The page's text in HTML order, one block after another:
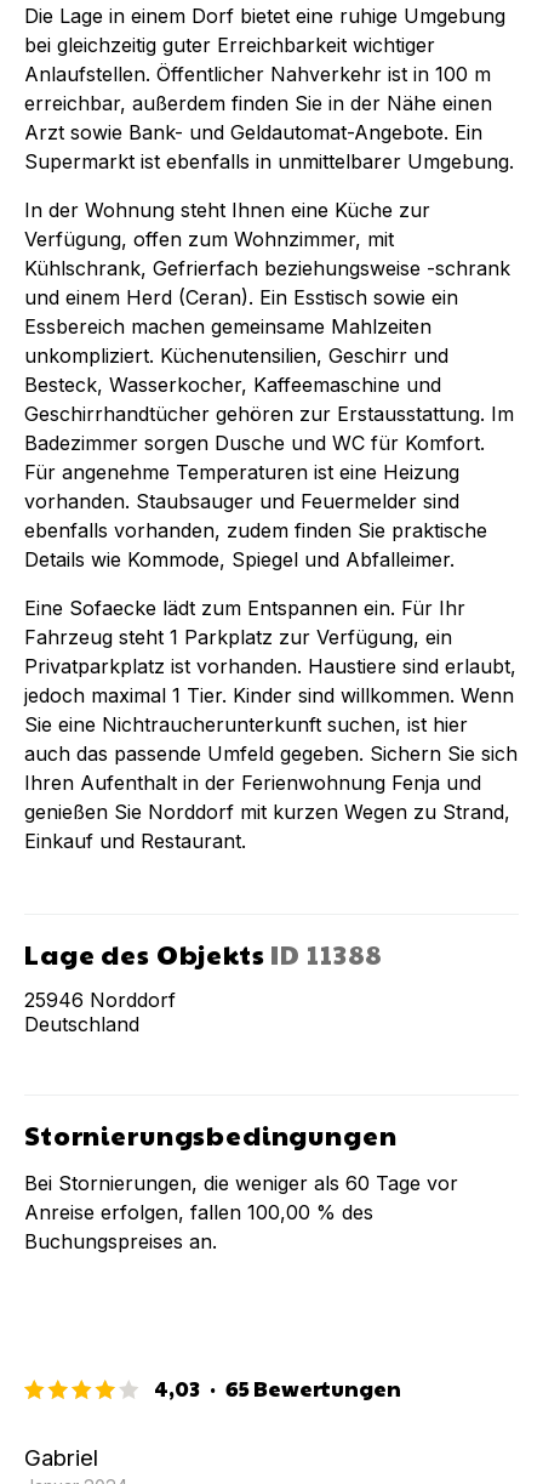
Die Lage in einem Dorf bietet eine ruhige Umgebung
bei gleichzeitig guter Erreichbarkeit wichtiger
Anlaufstellen. Öffentlicher Nahverkehr ist in 100 m
erreichbar, außerdem finden Sie in der Nähe einen
Arzt sowie Bank- und Geldautomat-Angebote. Ein
Supermarkt ist ebenfalls in unmittelbarer Umgebung.
In der Wohnung steht Ihnen eine Küche zur
Verfügung, offen zum Wohnzimmer, mit
Kühlschrank, Gefrierfach beziehungsweise -schrank
und einem Herd (Ceran). Ein Esstisch sowie ein
Essbereich machen gemeinsame Mahlzeiten
unkompliziert. Küchenutensilien, Geschirr und
Besteck, Wasserkocher, Kaffeemaschine und
Geschirrhandtücher gehören zur Erstausstattung. Im
Badezimmer sorgen Dusche und WC für Komfort.
Für angenehme Temperaturen ist eine Heizung
vorhanden. Staubsauger und Feuermelder sind
ebenfalls vorhanden, zudem finden Sie praktische
Details wie Kommode, Spiegel und Abfalleimer.
Eine Sofaecke lädt zum Entspannen ein. Für Ihr
Fahrzeug steht 1 Parkplatz zur Verfügung, ein
Privatparkplatz ist vorhanden. Haustiere sind erlaubt,
jedoch maximal 1 Tier. Kinder sind willkommen. Wenn
Sie eine Nichtraucherunterkunft suchen, ist hier
auch das passende Umfeld gegeben. Sichern Sie sich
Ihren Aufenthalt in der Ferienwohnung Fenja und
genießen Sie Norddorf mit kurzen Wegen zu Strand,
Einkauf und Restaurant.
Lage des Objekts ID 11388
25946 Norddorf
Deutschland
Stornierungsbedingungen
Bei Stornierungen, die weniger als 60 Tage vor
Anreise erfolgen, fallen 100,00 % des
Buchungspreises an.
4,03 · 65Bewertungen
Gabriel